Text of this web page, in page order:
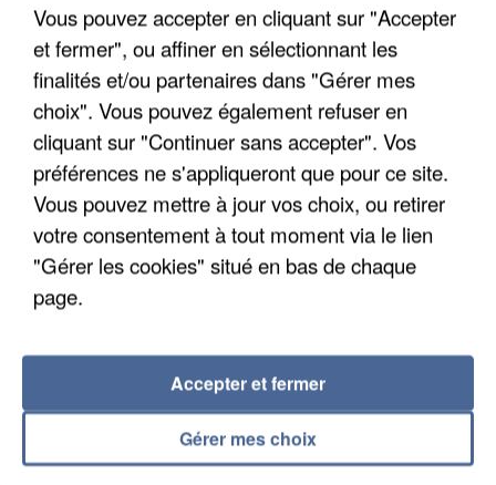
APRÈS TOUTES CES CANICULES, LES REFUGES
DE FAUNE SAUVAGE SONT...
L’UN DES FONDATEURS SUPPOSÉS DE LA DZ
Vous pouvez accepter en cliquant sur "Accepter
et fermer", ou affiner en sélectionnant les
finalités et/ou partenaires dans "Gérer mes
choix". Vous pouvez également refuser en
cliquant sur "Continuer sans accepter". Vos
préférences ne s'appliqueront que pour ce site.
Vous pouvez mettre à jour vos choix, ou retirer
votre consentement à tout moment via le lien
"Gérer les cookies" situé en bas de chaque
page.
Gérer mes choix
Accepter et fermer